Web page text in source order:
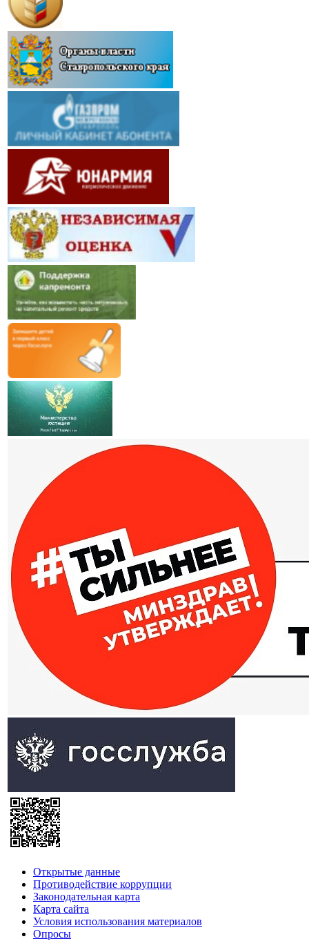
Открытые данные
Противодействие коррупции
Законодательная карта
Карта сайта
Условия использования материалов
Опросы